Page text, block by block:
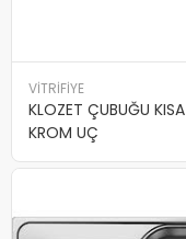
VİTRİFİYE
KLOZET ÇUBUĞU KISA
KROM UÇ